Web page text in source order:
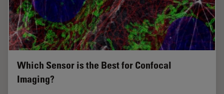
Which Sensor is the Best for Confocal
Imaging?